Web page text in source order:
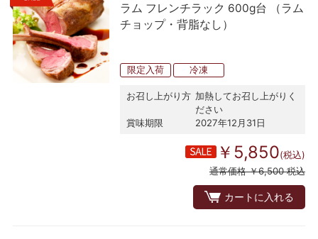
ラム フレンチラック 600g台 （ラム
チョップ・背脂なし）
限定入荷 冷凍
お召し上がり方 加熱してお召し上がりく
ださい
賞味期限
2027年12月31日
￥5,850(税込)
通常価格 ￥6,500 税込
カートに入れる